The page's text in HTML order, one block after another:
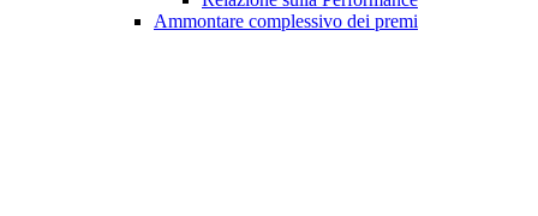
Ammontare complessivo dei premi